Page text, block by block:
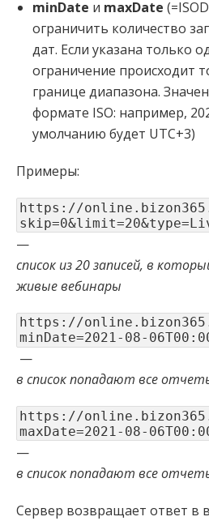
minDate и maxDate
ограничить количество
дат. Если указана только
ограничение происходит
границе диапазона.
формате ISO: например,
умолчанию будет UTC+3)
Примеры:
https://
—
список из 20 записей, в
живые вебинары
https://
minDate=2021-08-
—
в список попадают все
https://
maxDate=2021-08-
—
в список попадают все
Сервер возвращает ответ в